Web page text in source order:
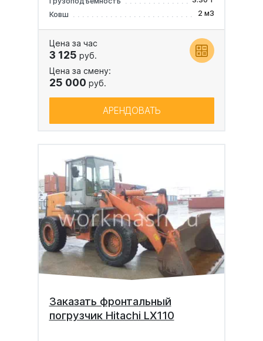
Ковш
2 м3
Цена за час
3 125 руб.
Цена за смену:
25 000 руб.
АРЕНДОВАТЬ
Заказать фронтальный
погрузчик Hitachi LX110